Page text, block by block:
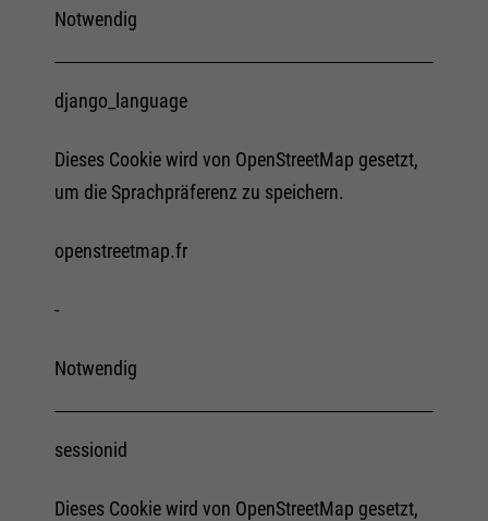
Notwendig
django_language
Dieses Cookie wird von OpenStreetMap gesetzt,
um die Sprachpräferenz zu speichern.
openstreetmap.fr
-
Notwendig
sessionid
Dieses Cookie wird von OpenStreetMap gesetzt,